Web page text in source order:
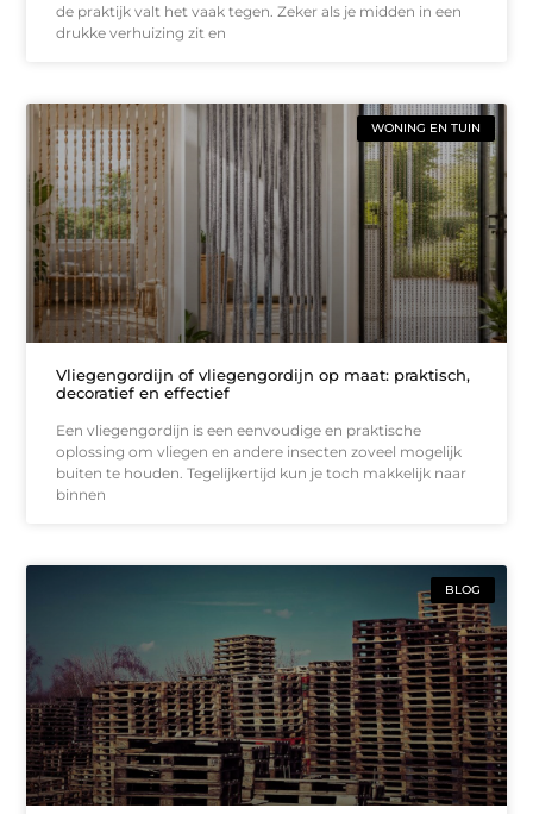
de praktijk valt het vaak tegen. Zeker als je midden in een
drukke verhuizing zit en
WONING EN TUIN
Vliegengordijn of vliegengordijn op maat: praktisch,
decoratief en effectief
Een vliegengordijn is een eenvoudige en praktische
oplossing om vliegen en andere insecten zoveel mogelijk
buiten te houden. Tegelijkertijd kun je toch makkelijk naar
binnen
BLOG